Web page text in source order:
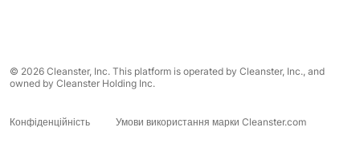
© 2026 Cleanster, Inc. This platform is operated by Cleanster, Inc., and
owned by Cleanster Holding Inc.
Конфіденційність Умови використання марки Cleanster.com